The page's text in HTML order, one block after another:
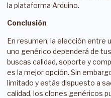
la plataforma Arduino.
Conclusión
En resumen, la elección entre
uno genérico dependerá de
buscas calidad, soporte y
es la mejor opción. Sin
limitado y estás dispuesto a
calidad, los clones genéricos